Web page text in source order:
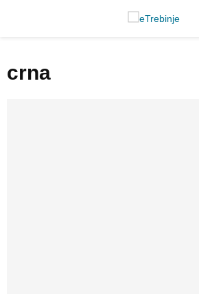
R
crna